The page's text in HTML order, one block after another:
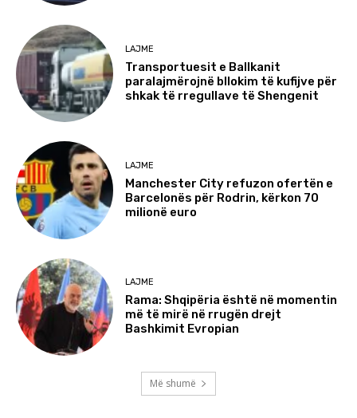
LAJME
Transportuesit e Ballkanit
paralajmërojnë bllokim të kufijve për
shkak të rregullave të Shengenit
LAJME
Manchester City refuzon ofertën e
Barcelonës për Rodrin, kërkon 70
milionë euro
LAJME
Rama: Shqipëria është në momentin
më të mirë në rrugën drejt
Bashkimit Evropian
Më shumë